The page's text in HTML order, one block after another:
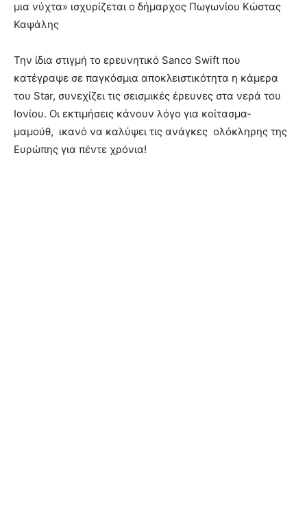
μια νύχτα» ισχυρίζεται ο δήμαρχος Πωγωνίου Κώστας
Καψάλης
Την ίδια στιγμή το ερευνητικό Sanco Swift που
κατέγραψε σε παγκόσμια αποκλειστικότητα η κάμερα
του Star, συνεχίζει τις σεισμικές έρευνες στα νερά του
Ιονίου. Oι εκτιμήσεις κάνουν λόγο για κοίτασμα-
μαμούθ, ικανό να καλύψει τις ανάγκες ολόκληρης της
Ευρώπης για πέντε χρόνια!